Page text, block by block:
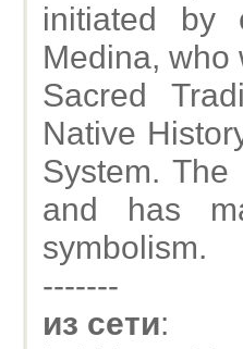
initiated by
Medina, who
Sacred
Native
System.
and has
symbolism.
-------
из сети: